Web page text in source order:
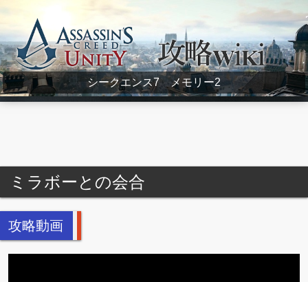
Assassin's Creed Unity Wiki
シークエンス7 メモリー2
ミラボーとの会合
攻略動画